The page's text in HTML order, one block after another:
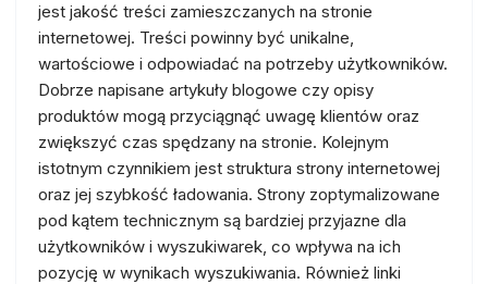
jest jakość treści zamieszczanych na stronie
internetowej. Treści powinny być unikalne,
wartościowe i odpowiadać na potrzeby użytkowników.
Dobrze napisane artykuły blogowe czy opisy
produktów mogą przyciągnąć uwagę klientów oraz
zwiększyć czas spędzany na stronie. Kolejnym
istotnym czynnikiem jest struktura strony internetowej
oraz jej szybkość ładowania. Strony zoptymalizowane
pod kątem technicznym są bardziej przyjazne dla
użytkowników i wyszukiwarek, co wpływa na ich
pozycję w wynikach wyszukiwania. Również linki